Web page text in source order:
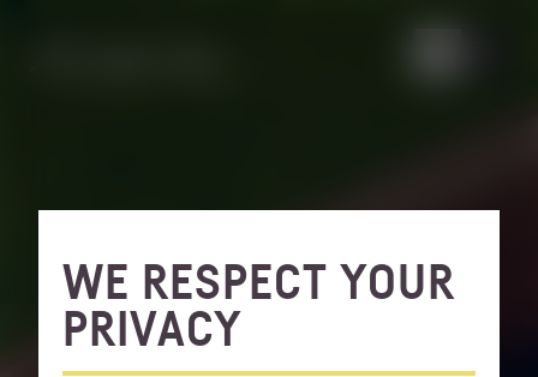
WE RESPECT YOUR
PRIVACY